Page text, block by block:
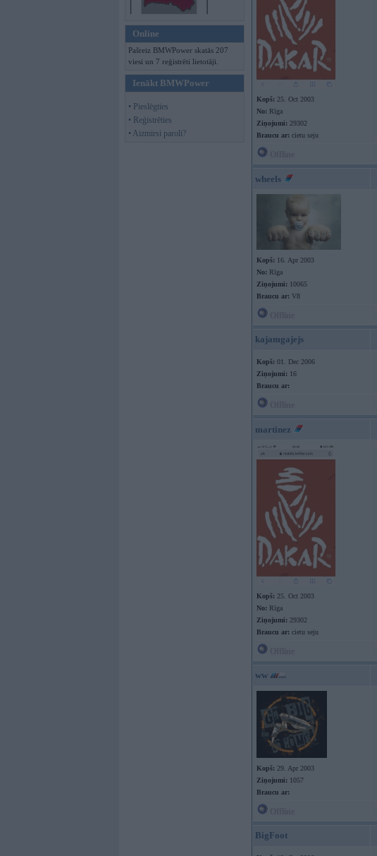
Online
Pašreiz BMWPower skatās 207
viesi un 7 reģistrēti lietotāji.
Ienākt BMWPower
• Pieslēgties
• Reģistrēties
• Aizmirsi paroli?
Kopš: 25. Oct 2003
No: Rīga
Ziņojumi: 29302
Braucu ar: cietu seju
wheels
Kopš: 16. Apr 2003
No: Rīga
Ziņojumi: 10065
Braucu ar: V8
kajamgajejs
Kopš: 01. Dec 2006
Ziņojumi: 16
Braucu ar:
martinez
Kopš: 25. Oct 2003
No: Rīga
Ziņojumi: 29302
Braucu ar: cietu seju
ww
Kopš: 29. Apr 2003
Ziņojumi: 1057
Braucu ar:
BigFoot